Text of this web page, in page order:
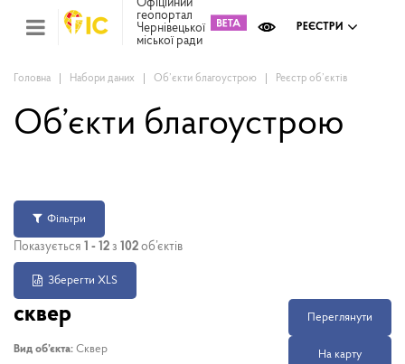
Офіційний
геопортал
Чернівецької
міської ради
РЕЄСТРИ
Головна Набори даних Об’єкти благоустрою Реєстр об’єктів
Об’єкти благоустрою
Фільтри
Показується 1 - 12 з 102 об’єктів
Зберегти XLS
сквер
Вид об’єкта: Сквер
Переглянути
На карту